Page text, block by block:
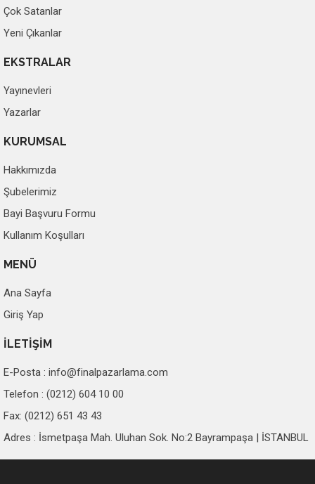
Çok Satanlar
Yeni Çıkanlar
EKSTRALAR
Yayınevleri
Yazarlar
KURUMSAL
Hakkımızda
Şubelerimiz
Bayi Başvuru Formu
Kullanım Koşulları
MENÜ
Ana Sayfa
Giriş Yap
İLETİŞİM
E-Posta : info@finalpazarlama.com
Telefon : (0212) 604 10 00
Fax: (0212) 651 43 43
Adres : İsmetpaşa Mah. Uluhan Sok. No:2 Bayrampaşa | İSTANBUL